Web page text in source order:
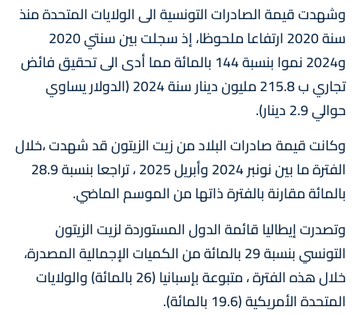
وشهدت قيمة الصادرات التونسية الى الولايات المتحدة منذ
سنة 2020 ارتفاعا ملحوظا، إذ سجلت بين سنتي 2020
و2024 نموا بنسبة 144 بالمائة مما أدى الى تحقيق فائض
تجاري ب 215.8 مليون دينار سنة 2024 (الدولار يساوي
حوالي 2.9 دينار).
وكانت قيمة صادرات البلاد من زيت الزيتون قد شهدت ،خلال
الفترة ما بين نونبر 2024 وأبريل 2025 ، تراجعا بنسبة 28.9
بالمائة مقارنة بالفترة ذاتها من الموسم الماضي.
وتصدرت إيطاليا قائمة الدول المستوردة لزيت الزيتون
التونسي بنسبة 29 بالمائة من الكميات الإجمالية المصدرة،
خلال هذه الفترة ، متبوعة بإسبانيا (26 بالمائة) والولايات
المتحدة الأمريكية (19.6 بالمائة).